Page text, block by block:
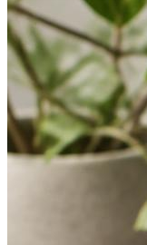
Меню